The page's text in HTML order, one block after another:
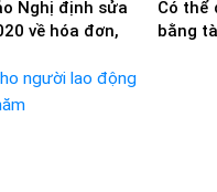
Nghị định sửa
về hóa đơn,
Có thể
bằng